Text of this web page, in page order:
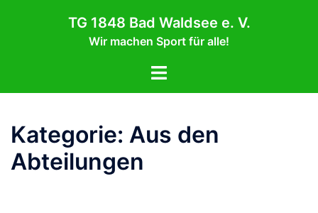
TG 1848 Bad Waldsee e. V.
Wir machen Sport für alle!
Menü
Kategorie: Aus den
Abteilungen